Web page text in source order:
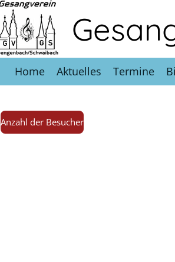
Home Aktuelles Termine
Anzahl der Besucher